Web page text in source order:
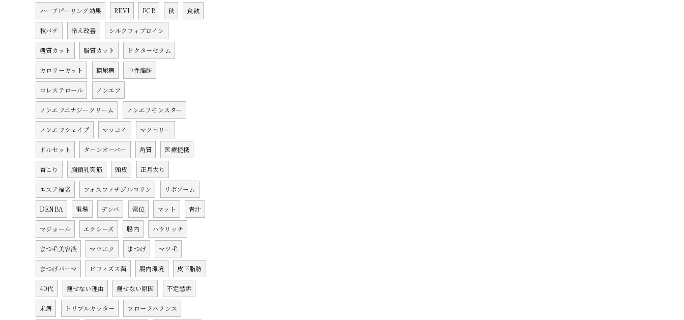
ハーブピーリング効果 REVI FCR 秋 食欲
秋バテ 冷え改善 シルクフィブロイン
糖質カット 脂質カット ドクターセラム
カロリーカット 糖尿病 中性脂肪
コレステロール ノンエフ
ノンエフエナジークリーム ノンエフモンスター
ノンエフシェイプ マッコイ マクセリー
ドルセット ターンオーバー 角質 医療提携
首こり 胸鎖乳突筋 頭皮 正月太り
エステ福袋 フォスファチジルコリン リポソーム
DENBA 電場 デンバ 電位 マット 青汁
マジョール エクシーズ 腸内 ハウリッチ
まつ毛美容液 マツエク まつげ マツ毛
まつげパーマ ビフィズス菌 腸内環境 皮下脂肪
40代 痩せない理由 痩せない原因 不定愁訴
未病 トリプルカッター フローラバランス